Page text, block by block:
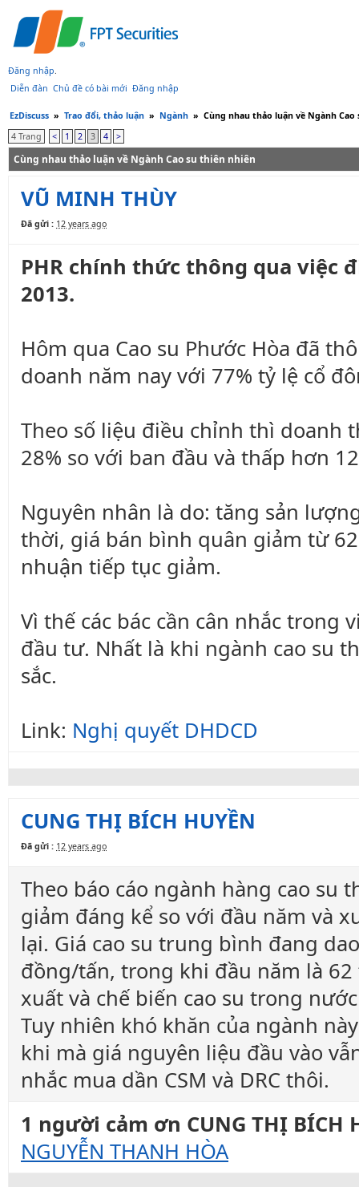
Đăng nhập.
Diễn đàn Chủ đề có bài mới Đăng nhập
EzDiscuss » Trao đổi, thảo luận » Ngành » Cùng nhau thảo luận về Ngành
4 Trang
< 1 2 3 4 >
Cùng nhau thảo luận về Ngành Cao su thiên nhiên
VŨ MINH THÙY
Đã gửi : 12 years ago
PHR chính thức thông qua việc
2013.
Hôm qua Cao su Phước Hòa đã
doanh năm nay với 77% tỷ lệ cổ
Theo số liệu điều chỉnh thì doanh
28% so với ban đầu và thấp hơn
Nguyên nhân là do: tăng sản
thời, giá bán bình quân giảm từ
nhuận tiếp tục giảm.
Vì thế các bác cần cân nhắc trong
đầu tư. Nhất là khi ngành cao su
sắc.
Link: Nghị quyết DHDCD
CUNG THỊ BÍCH HUYỀN
Đã gửi : 12 years ago
Theo báo cáo ngành hàng cao su
giảm đáng kể so với đầu năm và
lại. Giá cao su trung bình đang
đồng/tấn, trong khi đầu năm là
xuất và chế biến cao su trong
Tuy nhiên khó khăn của ngành
khi mà giá nguyên liệu đầu vào
nhắc mua dần CSM và DRC thôi.
1 người cảm ơn CUNG THỊ BÍCH
NGUYỄN THANH HÒA